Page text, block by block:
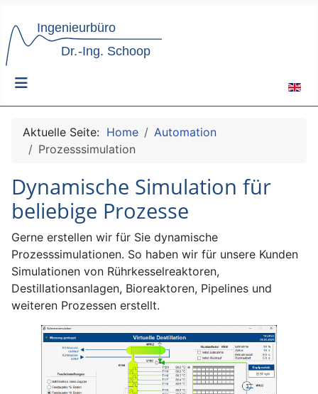
Aktuelle Seite: Home
Automation
Prozesssimulation
Dynamische Simulation für
beliebige Prozesse
Gerne erstellen wir für Sie dynamische
Prozesssimulationen. So haben wir für unsere Kunden
Simulationen von Rührkesselreaktoren,
Destillationsanlagen, Bioreaktoren, Pipelines und
weiteren Prozessen erstellt.